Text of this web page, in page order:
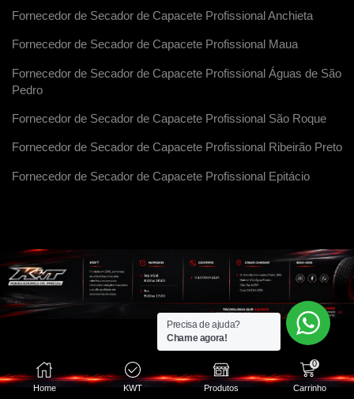
Fornecedor de Secador de Capacete Profissional Anchieta
Fornecedor de Secador de Capacete Profissional Maua
Fornecedor de Secador de Capacete Profissional Águas de São
Pedro
Fornecedor de Secador de Capacete Profissional São Roque
Fornecedor de Secador de Capacete Profissional Ribeirão Preto
Fornecedor de Secador de Capacete Profissional Epitácio
Home KWT Produtos
0
Carrinho
Precisa de ajuda?
Chame agora!